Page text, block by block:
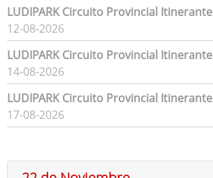
LUDIPARK Circuito Provincial Itinerante
12-08-2026
LUDIPARK Circuito Provincial Itinerante
14-08-2026
LUDIPARK Circuito Provincial Itinerante
17-08-2026